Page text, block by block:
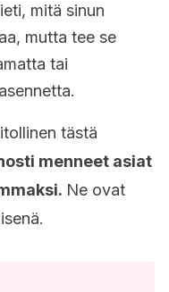
mitä sinun
mutta tee se
tai
tästä
menneet asiat
Ne ovat